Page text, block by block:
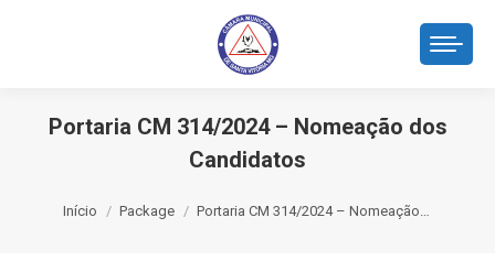
Portaria CM 314/2024 – Nomeação dos
Candidatos
Início Package Portaria CM 314/2024 – Nomeação…